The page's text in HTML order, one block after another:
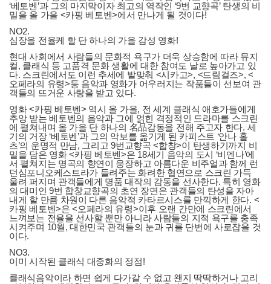
‘베토벤’과 그의 마지막이자 최고의 역작인 ‘9번 교향곡’ 탄생의 비
밀을 올 가을 <카핑 베토벤>에서 만나게 될 것이다!
NO2.
심장을 전율케 할 단 하나의 가을 감성 영화!
현대 사회에서 사람들의 문화적 욕구가 더욱 상승함에 따라 뮤지
컬, 클래식 등 고품격 문화 생활에 대한 참여도 날로 높아가고 있
다. 스크린에서도 이런 추세에 발맞춰 <시카고>, <드림걸즈>, <
오페라의 유령>등 음악과 영화가 어우러지는 작품들이 선보여 관
객들의 뜨거운 사랑을 받고 있다.
영화 <카핑 베토벤> 역시 올 가을, 전 세계 클래식 애호가들에게
추앙 받는 베토벤의 음악과 그에 얽힌 격정적인 드라마를 스크린
에 펼쳐내며 올 가을 단 하나의 名品감동을 전해 주고자 한다. 세
기의 거장 ‘베토벤’과 그의 악보를 옮기게 된 카피스트 ‘안나 홀
츠’의 운명적 만남, 그리고 9번교향곡 <합창>이 탄생하기까지 비
밀을 담은 영화 <카핑 베토벤>은 18세기 음악의 도시 ‘비엔나’에
서 펼쳐지는 명곡의 향연이 웅장하고 아름다운 비주얼과 함께 런
던심포니오케스트라가 들려주는 화려한 협연으로 스크린 가득
울려 퍼지며 관객들에게 명품 대작의 감동을 선사한다. 특히 영화
의 대미인 9번 합창교향곡의 초연 장면은 관객들의 탄성을 자아
내게 할 만큼 차원이 다른 음악적 카타르시스를 만끽하게 한다. <
카핑 베토벤>은 <오페라의 유령>이후 오랜 간만에 스크린에서
느껴보는 전율을 선사할 뿐만 아니라 사람들의 지적 욕구를 충족
시켜주며 10월, 대한민국 관객들의 눈과 귀를 단번에 사로잡을 것
이다.
NO3.
이미 시작된 클래식 대중화의 정점!
클래식음악이라 하면 쉽게 다가갈 수 없고 왠지 딱딱하거나 고리